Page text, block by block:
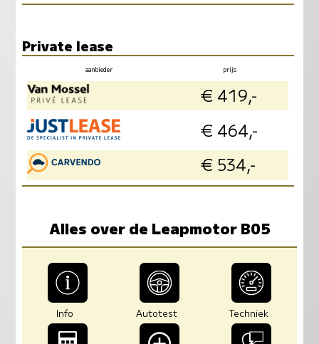
Private lease
aanbieder prijs
€ 419,-
€ 464,-
€ 534,-
Alles over de Leapmotor B05
Info Autotest Techniek